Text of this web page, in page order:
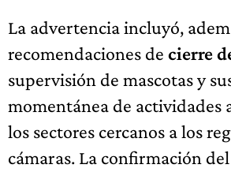
La advertencia incluyó,
recomendaciones de cierre
supervisión de mascotas y
momentánea de actividades
los sectores cercanos a los
cámaras. La confirmación del